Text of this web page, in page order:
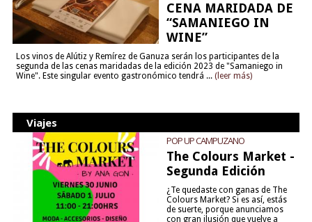
CENA MARIDADA DE
“SAMANIEGO IN
WINE”
Los vinos de Alútiz y Remírez de Ganuza serán los participantes de la
segunda de las cenas maridadas de la edición 2023 de "Samaniego in
Wine". Este singular evento gastronómico tendrá ... (leer más)
Viajes
POP UP CAMPUZANO
The Colours Market -
Segunda Edición
¿Te quedaste con ganas de The
Colours Market? Si es así, estás
de suerte, porque anunciamos
con gran ilusión que vuelve a